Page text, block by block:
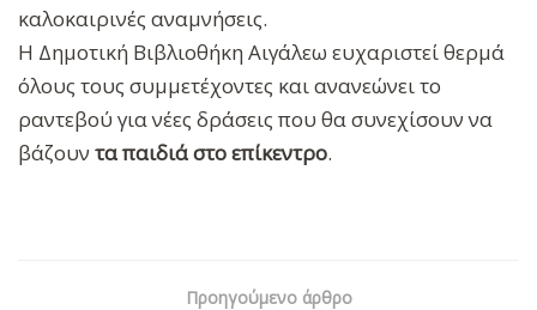
καλοκαιρινές αναμνήσεις.
Η Δημοτική Βιβλιοθήκη Αιγάλεω ευχαριστεί θερμά
όλους τους συμμετέχοντες και ανανεώνει το
ραντεβού για νέες δράσεις που θα συνεχίσουν να
βάζουν τα παιδιά στο επίκεντρο.
Προηγούμενο άρθρο